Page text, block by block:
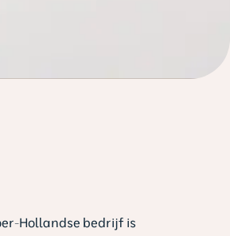
Hollandse bedrijf is